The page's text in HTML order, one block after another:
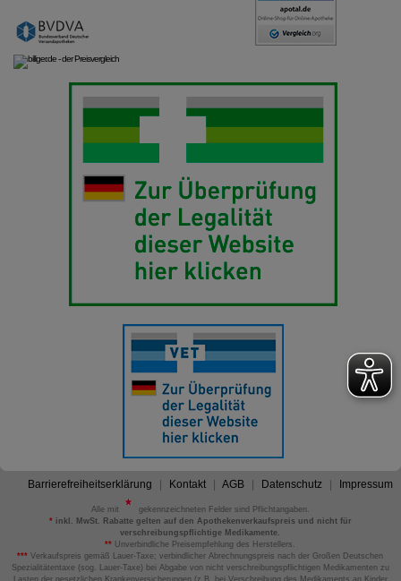
Barrierefreiheitserklärung Kontakt AGB Datenschutz Impressum
Alle mit
gekennzeichneten Felder sind Pflichtangaben.
*inkl. MwSt. Rabatte gelten auf den Apothekenverkaufspreis und nicht für
verschreibungspflichtige Medikamente.
** Unverbindliche Preisempfehlung des Herstellers.
*** Verkaufspreis gemäß Lauer-Taxe; verbindlicher Abrechnungspreis nach der Großen Deutschen
Spezialitätentaxe (sog. Lauer-Taxe) bei Abgabe von nicht verschreibungspflichtigen Medikamenten zu
Lasten der gesetzlichen Krankenversicherungen (z.B. bei Verschreibung des Medikaments an Kinder